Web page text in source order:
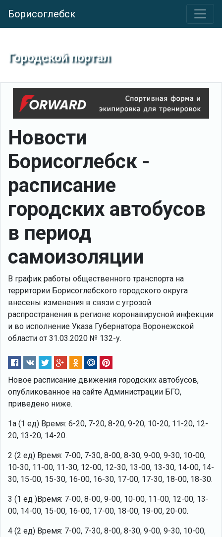
Борисоглебск
Городской портал
Новости
Борисоглебск -
расписание
городских автобусов
в период
самоизоляции
В график работы общественного транспорта на
территории Борисоглебского городского округа
внесены изменения в связи с угрозой
распространения в регионе коронавирусной инфекции
и во исполнение Указа Губернатора Воронежской
области от 31.03.2020 № 132-у.
Новое расписание движения городских автобусов,
опубликованное на сайте Администрации БГО,
приведено ниже.
1а (1 ед) Время: 6-20, 7-20, 8-20, 9-20, 10-20, 11-20, 12-
20, 13-20, 14-20.
2 (2 ед) Время: 7-00, 7-30, 8-00, 8-30, 9-00, 9-30, 10-00,
10-30, 11-00, 11-30, 12-00, 12-30, 13-00, 13-30, 14-00, 14-
30, 15-00, 15-30, 16-00, 16-30, 17-00, 17-30, 18-00, 18-30.
3 (1 ед )Время: 7-00, 8-00, 9-00, 10-00, 11-00, 12-00, 13-
00, 14-00, 15-00, 16-00, 17-00, 18-00, 19-00, 20-00.
4 (2 ед) Время: 7-00, 7-30, 8-00, 8-30, 9-00, 9-30, 10-00,